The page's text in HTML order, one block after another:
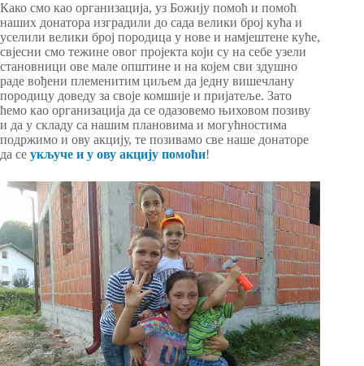
Како смо као организација, уз Божију помоћ и помоћ
наших донатора изградили до сада велики број кућа и
уселили велики број породица у нове и намјештене куће,
свјесни смо тежине овог пројекта који су на себе узели
становници ове мале општине и на којем сви здушно
раде вођени племенитим циљем да једну вишечлану
породицу доведу за своје комшије и пријатеље. Зато
ћемо као организација да се одазовемо њиховом позиву
и да у складу са нашим плановима и могућностима
подржимо и ову акцију, те позивамо све наше донаторе
да се укључе и у ову акцију помоћи!